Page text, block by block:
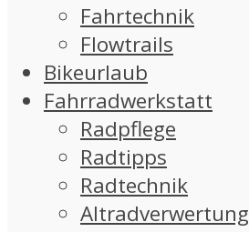
Fahrtechnik
Flowtrails
Bikeurlaub
Fahrradwerkstatt
Radpflege
Radtipps
Radtechnik
Altradverwertung